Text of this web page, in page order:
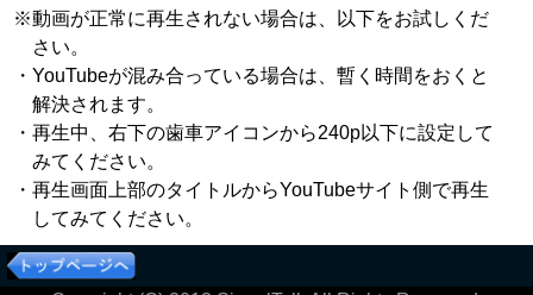
※動画が正常に再生されない場合は、以下をお試しくだ
さい。
・YouTubeが混み合っている場合は、暫く時間をおくと
解決されます。
・再生中、右下の歯車アイコンから240p以下に設定して
みてください。
・再生画面上部のタイトルからYouTubeサイト側で再生
してみてください。